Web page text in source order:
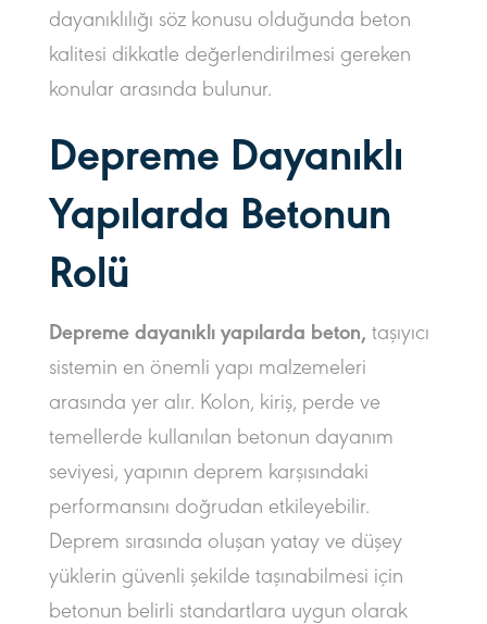
dayanıklılığı söz konusu olduğunda beton
kalitesi dikkatle değerlendirilmesi gereken
konular arasında bulunur.
Depreme Dayanıklı
Yapılarda Betonun
Rolü
Depreme dayanıklı yapılarda beton, taşıyıcı
sistemin en önemli yapı malzemeleri
arasında yer alır. Kolon, kiriş, perde ve
temellerde kullanılan betonun dayanım
seviyesi, yapının deprem karşısındaki
performansını doğrudan etkileyebilir.
Deprem sırasında oluşan yatay ve düşey
yüklerin güvenli şekilde taşınabilmesi için
betonun belirli standartlara uygun olarak